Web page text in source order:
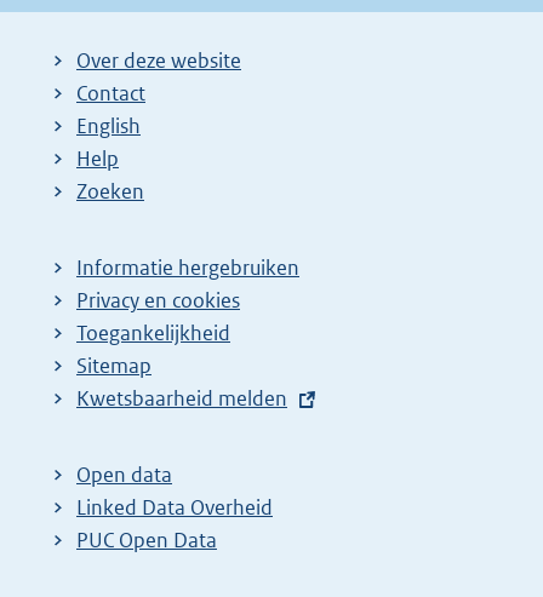
Over deze website
Contact
English
Help
Zoeken
Informatie hergebruiken
Privacy en cookies
Toegankelijkheid
Sitemap
E
t
e
r
Kwetsbaarheid melden
Open data
Linked Data Overheid
PUC Open Data